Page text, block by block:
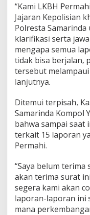
“Kami LKBH
Jajaran Kepolisian
Polresta
klarifikasi serta
mengapa semua
tidak bisa berjalan,
tersebut
lanjutnya.
Ditemui terpisah,
Samarinda Kompol
bahwa sampai saat
terkait 15 laporan
Permahi.
“Saya belum
akan terima surat
segera kami akan
laporan-laporan ini
mana